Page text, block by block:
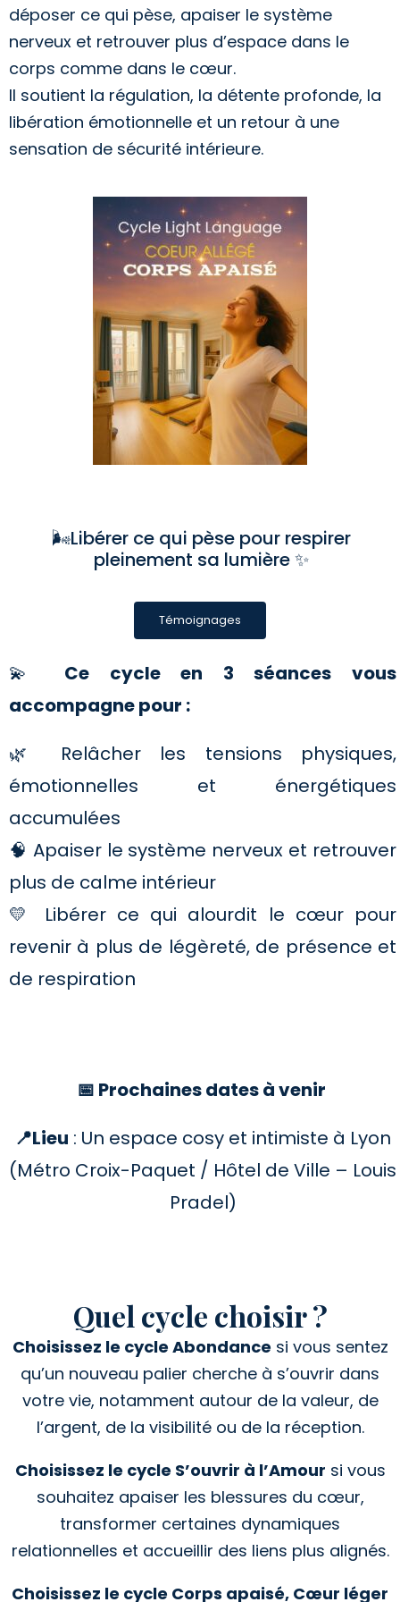
déposer ce qui pèse, apaiser le système
nerveux et retrouver plus d’espace dans le
corps comme dans le cœur.
Il soutient la régulation, la détente profonde, la
libération émotionnelle et un retour à une
sensation de sécurité intérieure.
🌬️Libérer ce qui pèse pour respirer
pleinement sa lumière ✨
Témoignages
💫 Ce cycle en 3 séances vous
accompagne pour :
🌿 Relâcher les tensions physiques,
émotionnelles et énergétiques
accumulées
🧠 Apaiser le système nerveux et retrouver
plus de calme intérieur
💛 Libérer ce qui alourdit le cœur pour
revenir à plus de légèreté, de présence et
de respiration
📅 Prochaines dates à venir
📍Lieu : Un espace cosy et intimiste à Lyon
(Métro Croix-Paquet / Hôtel de Ville – Louis
Pradel)
Quel cycle choisir ?
Choisissez le cycle Abondance si vous sentez
qu’un nouveau palier cherche à s’ouvrir dans
votre vie, notamment autour de la valeur, de
l’argent, de la visibilité ou de la réception.
Choisissez le cycle S’ouvrir à l’Amour si vous
souhaitez apaiser les blessures du cœur,
transformer certaines dynamiques
relationnelles et accueillir des liens plus alignés.
Choisissez le cycle Corps apaisé, Cœur léger